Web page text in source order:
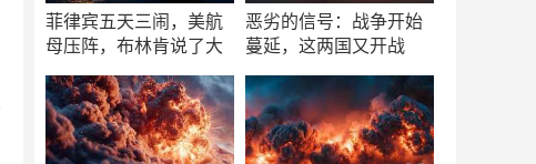
菲律宾五天三闹，美航
母压阵，布林肯说了大
恶劣的信号：战争开始
蔓延，这两国又开战